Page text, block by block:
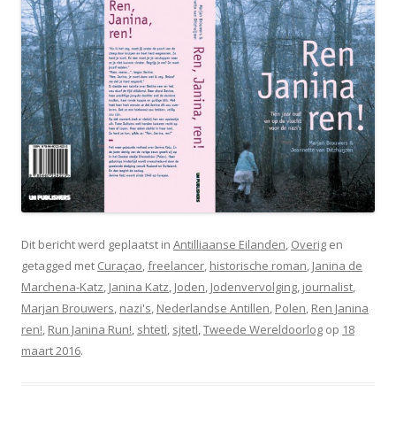
Dit bericht werd geplaatst in Antilliaanse Eilanden, Overig en
getagged met Curaçao,freelancer, historische roman, Janina de
Marchena-Katz, Janina Katz, Joden, Jodenvervolging, journalist,
Marjan Brouwers, nazi's, Nederlandse Antillen, Polen, Ren Janina
ren!, Run Janina Run!, shtetl, sjtetl,Tweede Wereldoorlog op 18
maart 2016.